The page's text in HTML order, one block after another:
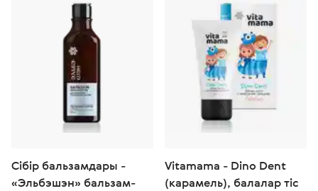
Сібір бальзамдары -
«Эльбэшэн» бальзам-
Vitamama - Dino Dent
(карамель), балалар тіс